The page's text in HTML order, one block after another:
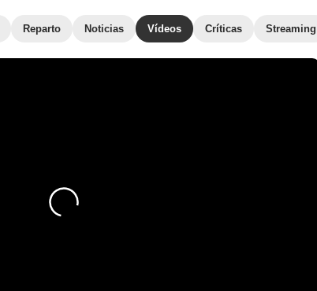
Reparto Noticias Vídeos Críticas Streaming